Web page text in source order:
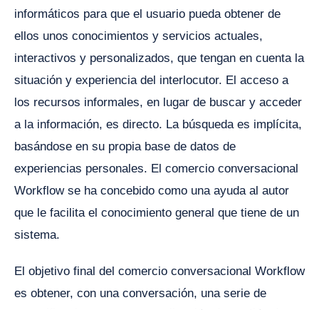
informáticos para que el usuario pueda obtener de
ellos unos conocimientos y servicios actuales,
interactivos y personalizados, que tengan en cuenta la
situación y experiencia del interlocutor. El acceso a
los recursos informales, en lugar de buscar y acceder
a la información, es directo. La búsqueda es implícita,
basándose en su propia base de datos de
experiencias personales. El comercio conversacional
Workflow se ha concebido como una ayuda al autor
que le facilita el conocimiento general que tiene de un
sistema.
El objetivo final del comercio conversacional Workflow
es obtener, con una conversación, una serie de